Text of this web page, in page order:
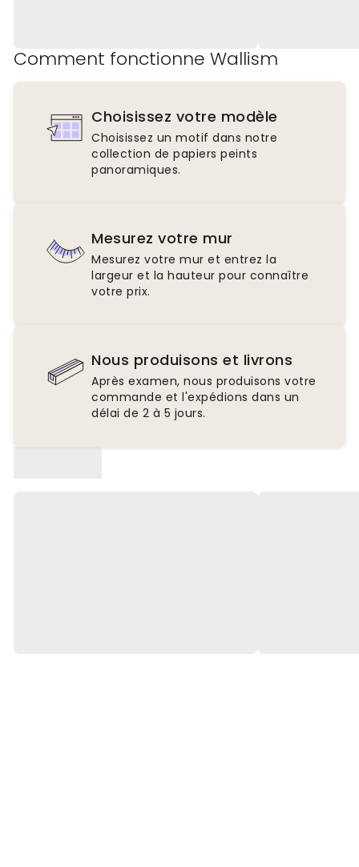
Comment fonctionne Wallism
Choisissez votre modèle
Choisissez un motif dans notre
collection de papiers peints
panoramiques.
Mesurez votre mur
Mesurez votre mur et entrez la
largeur et la hauteur pour connaître
votre prix.
Nous produisons et livrons
Après examen, nous produisons votre
commande et l'expédions dans un
délai de 2 à 5 jours.